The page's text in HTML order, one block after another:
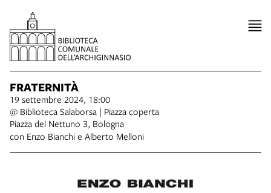
FRATERNITÀ
19 settembre 2024, 18:00
@ Biblioteca Salaborsa | Piazza coperta
Piazza del Nettuno 3, Bologna
con Enzo Bianchi e Alberto Melloni